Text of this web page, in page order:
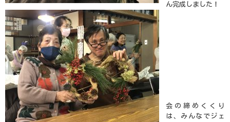
ん完成しました！
会の締めくくり
は、みんなでジェ